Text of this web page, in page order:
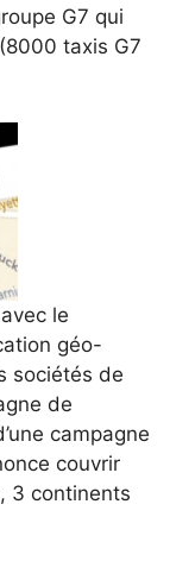
G7 qui
taxis G7
le
géo-
sociétés de
de
campagne
couvrir
3 continents